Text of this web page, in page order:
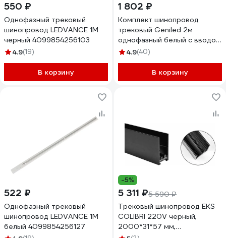
550 ₽
Однофазный трековый
шинопровод LEDVANCE 1M
черный 4099854256103
4.9(19)
В корзину
1 802 ₽
Комплект шинопровод
трековый Geniled 2м
однофазный белый с вводом
питания и заглушкой
4.9(40)
В корзину
522 ₽
Однофазный трековый
шинопровод LEDVANCE 1M
белый 4099854256127
-5%
5 311 ₽5 590 ₽
Трековый шинопровод EKS
COLIBRI 220V черный,
2000*31*57 мм,